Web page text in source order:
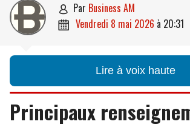
 par Business AM
 vendredi 8 mai 2026 à 20:31
Lire à voix haute
Principaux